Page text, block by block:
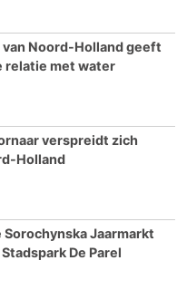
van Noord-Holland geeft
relatie met water
verspreidt zich
Holland
Jaarmarkt
De Parel